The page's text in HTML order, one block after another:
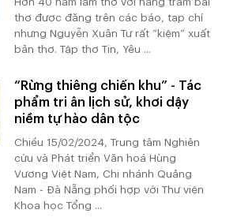
Hơn 40 năm làm thơ với hàng trăm bài
thơ được đăng trên các báo, tạp chí
nhưng Nguyễn Xuân Tư rất “kiệm” xuất
bản thơ. Tập thơ Tin, Yêu ...
“Rừng thiêng chiến khu” - Tác
phẩm tri ân lịch sử, khơi dậy
niềm tự hào dân tộc
Chiều 15/02/2024, Trung tâm Nghiên
cứu và Phát triển Văn hoá Hùng
Vương Việt Nam, Chi nhánh Quảng
Nam - Đà Nẵng phối hợp với Thư viện
Khoa học Tổng ...